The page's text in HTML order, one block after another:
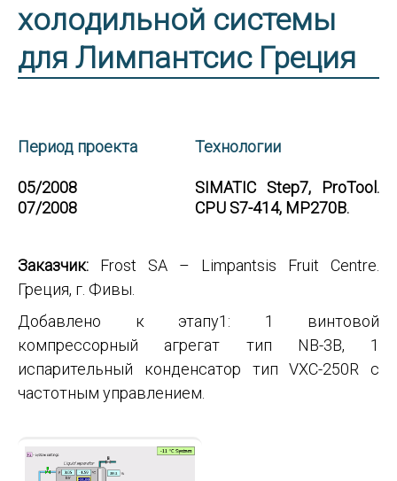
холодильной системы
для Лимпантсис Греция
Период проекта
05/2008
07/2008
Технологии
SIMATIC Step7, ProTool.
CPU S7-414, MP270B.
Заказчик: Frost SA – Limpantsis Fruit Centre.
Греция, г. Фивы.
Добавлено к этапу1: 1 винтовой
компрессорный агрегат тип NB-3B, 1
испарительный конденсатор тип VXC-250R с
частотным управлением.